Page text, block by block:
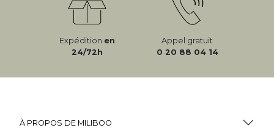
Expédition en
24/72h
Appel gratuit
0 20 88 04 14
À PROPOS DE MILIBOO